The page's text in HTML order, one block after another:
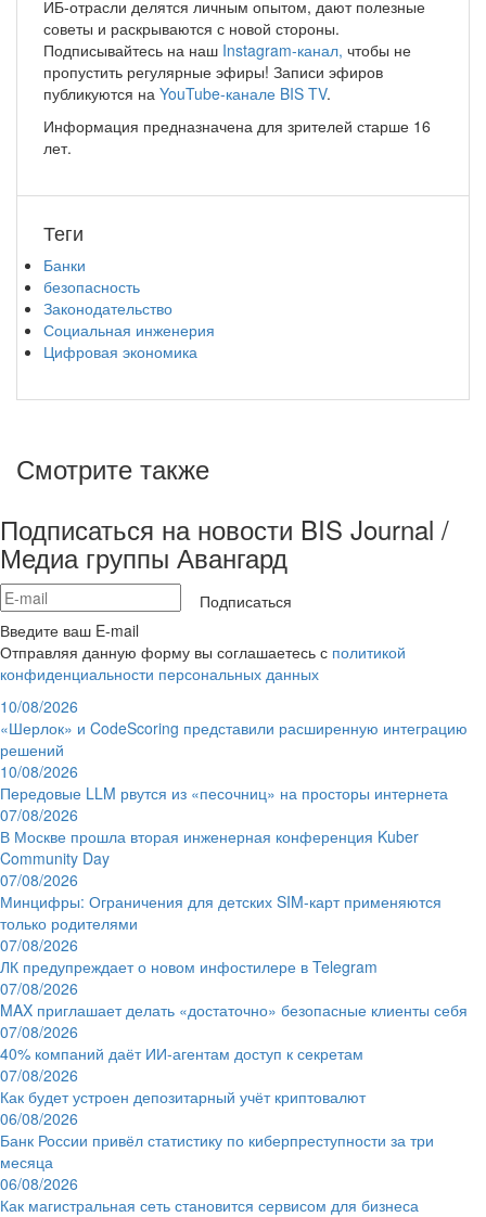
ИБ-отрасли делятся личным опытом, дают полезные
советы и раскрываются с новой стороны.
Подписывайтесь на наш Instagram-канал, чтобы не
пропустить регулярные эфиры! Записи эфиров
публикуются на YouTube-канале BIS TV.
Информация предназначена для зрителей старше 16
лет.
Теги
Банки
безопасность
Законодательство
Социальная инженерия
Цифровая экономика
Смотрите также
Подписаться на новости BIS Journal /
Медиа группы Авангард
Подписаться
Введите ваш E-mail
Отправляя данную форму вы соглашаетесь с политикой
конфиденциальности персональных данных
10/08/2026
«Шерлок» и CodeScoring представили расширенную интеграцию
решений
10/08/2026
Передовые LLM рвутся из «песочниц» на просторы интернета
07/08/2026
В Москве прошла вторая инженерная конференция Kuber
Community Day
07/08/2026
Минцифры: Ограничения для детских SIM-карт применяются
только родителями
07/08/2026
ЛК предупреждает о новом инфостилере в Telegram
07/08/2026
MAX приглашает делать «достаточно» безопасные клиенты себя
07/08/2026
40% компаний даёт ИИ‑агентам доступ к секретам
07/08/2026
Как будет устроен депозитарный учёт криптовалют
06/08/2026
Банк России привёл статистику по киберпреступности за три
месяца
06/08/2026
Как магистральная сеть становится сервисом для бизнеса